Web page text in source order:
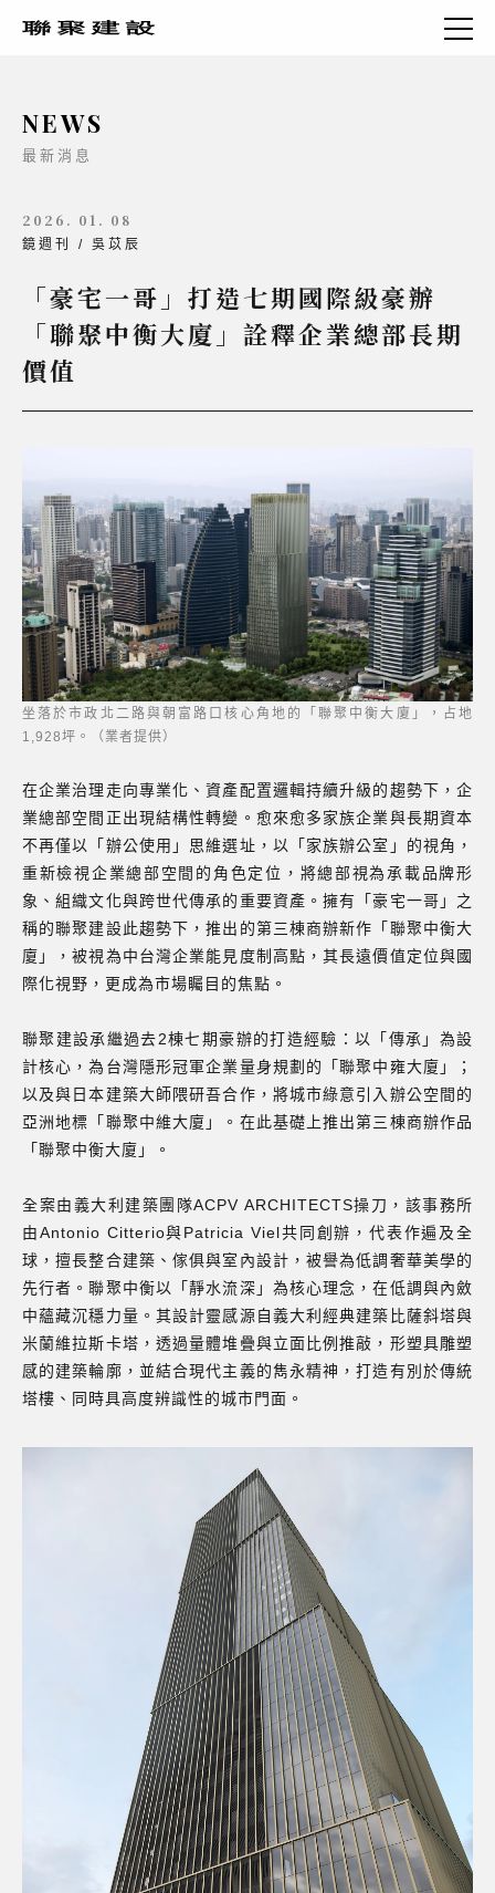
NEWS
最新消息
2026. 01. 08
鏡週刊 / 吳苡辰
「豪宅一哥」打造七期國際級豪辦
「聯聚中衡大廈」詮釋企業總部長期
價值
坐落於市政北二路與朝富路口核心角地的「聯聚中衡大廈」，占地
1,928坪。（業者提供）
在企業治理走向專業化、資產配置邏輯持續升級的趨勢下，企
業總部空間正出現結構性轉變。愈來愈多家族企業與長期資本
不再僅以「辦公使用」思維選址，以「家族辦公室」的視角，
重新檢視企業總部空間的角色定位，將總部視為承載品牌形
象、組織文化與跨世代傳承的重要資產。擁有「豪宅一哥」之
稱的聯聚建設此趨勢下，推出的第三棟商辦新作「聯聚中衡大
廈」，被視為中台灣企業能見度制高點，其長遠價值定位與國
際化視野，更成為市場矚目的焦點。
聯聚建設承繼過去2棟七期豪辦的打造經驗：以「傳承」為設
計核心，為台灣隱形冠軍企業量身規劃的「聯聚中雍大廈」；
以及與日本建築大師隈研吾合作，將城市綠意引入辦公空間的
亞洲地標「聯聚中維大廈」。在此基礎上推出第三棟商辦作品
「聯聚中衡大廈」。
全案由義大利建築團隊ACPV ARCHITECTS操刀，該事務所
由Antonio Citterio與Patricia Viel共同創辦，代表作遍及全
球，擅長整合建築、傢俱與室內設計，被譽為低調奢華美學的
先行者。聯聚中衡以「靜水流深」為核心理念，在低調與內斂
中蘊藏沉穩力量。其設計靈感源自義大利經典建築比薩斜塔與
米蘭維拉斯卡塔，透過量體堆疊與立面比例推敲，形塑具雕塑
感的建築輪廓，並結合現代主義的雋永精神，打造有別於傳統
塔樓、同時具高度辨識性的城市門面。